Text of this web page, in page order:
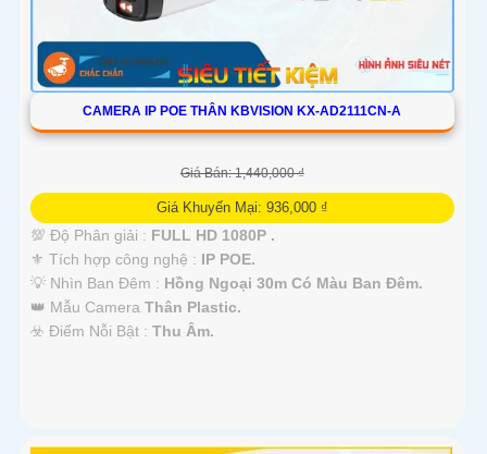
CAMERA IP POE THÂN KBVISION KX-AD2111CN-A
Giá Bán: 1,440,000 ₫
Giá Khuyến Mại: 936,000 ₫
💯 Độ Phân giải : FULL HD 1080P .
⚜️ Tích hợp công nghệ : IP POE.
💡 Nhìn Ban Đêm : Hồng Ngoại 30m Có Màu Ban Ðêm.
👑 Mẫu Camera Thân Plastic.
️☣️ Điểm Nỗi Bật : Thu Âm.